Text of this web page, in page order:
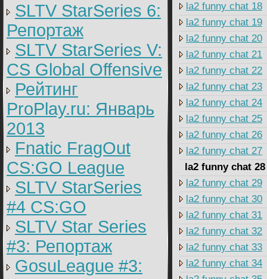
SLTV StarSeries 6:
Репортаж
SLTV StarSeries V:
CS Global Offensive
Рейтинг
ProPlay.ru: Январь
2013
Fnatic FragOut
CS:GO League
SLTV StarSeries
#4 CS:GO
SLTV Star Series
#3: Репортаж
GosuLeague #3:
la2 funny chat 18
la2 funny chat 19
la2 funny chat 20
la2 funny chat 21
la2 funny chat 22
la2 funny chat 23
la2 funny chat 24
la2 funny chat 25
la2 funny chat 26
la2 funny chat 27
la2 funny chat 28
la2 funny chat 29
la2 funny chat 30
la2 funny chat 31
la2 funny chat 32
la2 funny chat 33
la2 funny chat 34